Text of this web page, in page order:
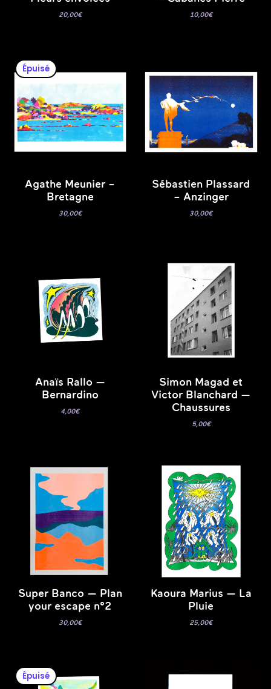
20,00€ 10,00€
Épuisé
Agathe Meunier –
Bretagne
30,00€
Sébastien Plassard
– Anzinger
30,00€
Anaïs Rallo —
Bernardino
4,00€
Simon Magad et
Victor Blanchard —
Chaussures
5,00€
Super Banco — Plan
your escape n°2
30,00€
Kaoura Marius — La
Pluie
25,00€
Épuisé